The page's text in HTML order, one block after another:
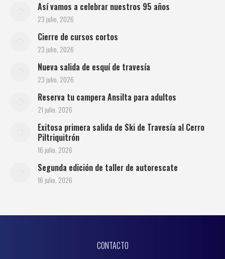
Así vamos a celebrar nuestros 95 años
23 julio, 2026
Cierre de cursos cortos
23 julio, 2026
Nueva salida de esquí de travesía
23 julio, 2026
Reserva tu campera Ansilta para adultos
21 julio, 2026
Exitosa primera salida de Ski de Travesía al Cerro
Piltriquitrón
16 julio, 2026
Segunda edición de taller de autorescate
16 julio, 2026
CONTACTO